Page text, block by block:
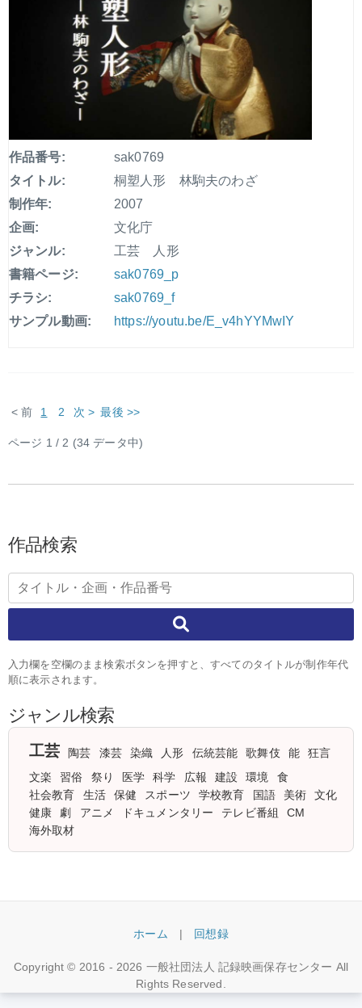
作品番号:
sak0769
タイトル:
桐塑人形 林駒夫のわざ
制作年:
2007
企画:
文化庁
ジャンル:
工芸 人形
書籍ページ:
sak0769_p
チラシ:
sak0769_f
サンプル動画:
https://youtu.be/E_v4hYYMwIY
< 前 1 2 次 > 最後 >>
ページ 1 / 2 (34 データ中)
作品検索
入力欄を空欄のまま検索ボタンを押すと、すべてのタイトルが制作年代
順に表示されます。
ジャンル検索
工芸 陶芸 漆芸 染織 人形 伝統芸能 歌舞伎 能
狂言
文楽
習俗 祭り 医学 科学 広報 建設 環境
食
社会教育
生活 保健 スポーツ 学校教育 国語 美術
文化
健康
劇 アニメ ドキュメンタリー テレビ番組
CM
海外取材
ホーム 回想録
Copyright © 2016 - 2026 一般社団法人 記録映画保存センター All
Rights Reserved.